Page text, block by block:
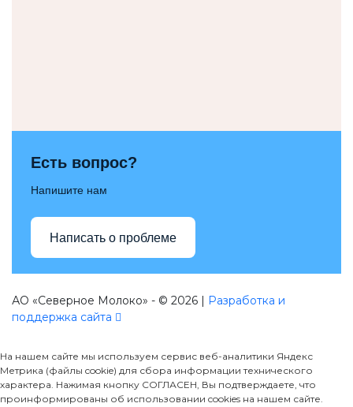
Есть вопрос?
Напишите нам
Написать о проблеме
АО «Северное Молоко» - © 2026 | Разработка и
поддержка сайта
На нашем сайте мы используем сервис веб-аналитики Яндекс
Метрика (файлы cookie) для сбора информации технического
характера. Нажимая кнопку СОГЛАСЕН, Вы подтверждаете, что
проинформированы об использовании cookies на нашем сайте.